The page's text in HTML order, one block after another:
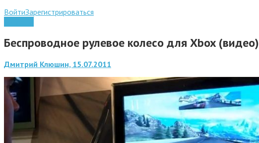
ВойтиЗарегистрироваться
Беспроводное рулевое колесо для Xbox (видео)
Дмитрий Клюшин, 15.07.2011